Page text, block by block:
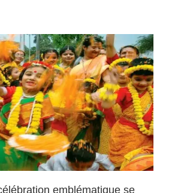
emblématique se